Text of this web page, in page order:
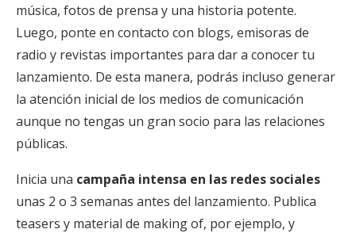
música, fotos de prensa y una historia potente.
Luego, ponte en contacto con blogs, emisoras de
radio y revistas importantes para dar a conocer tu
lanzamiento. De esta manera, podrás incluso generar
la atención inicial de los medios de comunicación
aunque no tengas un gran socio para las relaciones
públicas.
Inicia una campaña intensa en las redes sociales
unas 2 o 3 semanas antes del lanzamiento. Publica
teasers y material de making of, por ejemplo, y